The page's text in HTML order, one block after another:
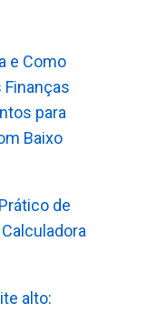
e Como
Finanças
para
Baixo
de
Calculadora
alto: